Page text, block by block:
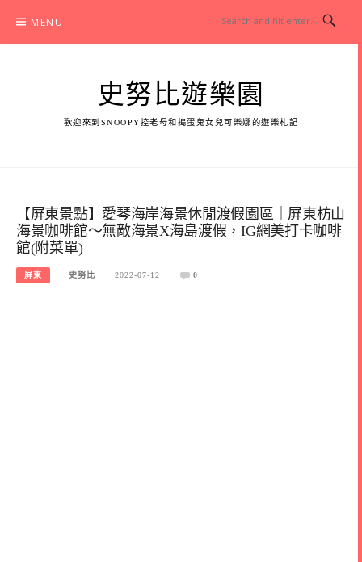
content
MENU
史努比遊樂園
歡迎來到SNOOPY控老母和搗蛋鬼女兒可樂娜的遊樂札記
【屏東景點】愛琴海岸海景休閒渡假園區｜屏東枋山
海景咖啡館～無敵海景X海島渡假，IG網美打卡咖啡
館(附菜單)
屏東 史努比 2022-07-12 0